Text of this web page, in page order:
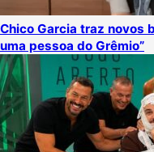
Chico Garcia traz novos
uma pessoa do Grêmio”